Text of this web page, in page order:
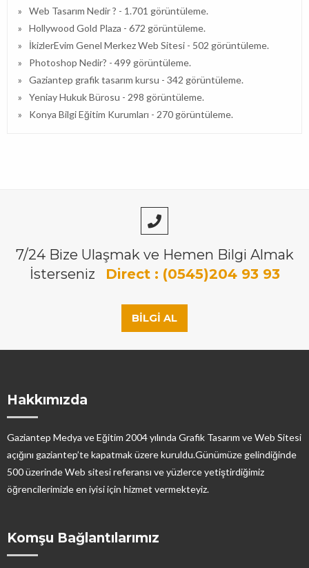
Web Tasarım Nedir ? - 1.701 görüntüleme.
Hollywood Gold Plaza - 672 görüntüleme.
İkizlerEvim Genel Merkez Web Sitesi - 502 görüntüleme.
Photoshop Nedir? - 499 görüntüleme.
Gaziantep grafik tasarım kursu - 342 görüntüleme.
Yeniay Hukuk Bürosu - 298 görüntüleme.
Konya Bilgi Eğitim Kurumları - 270 görüntüleme.
7/24 Bize Ulaşmak ve Hemen Bilgi Almak
İsterseniz
Direct : (0545)204 93 93
BILGI AL
Hakkımızda
Gaziantep Medya ve Eğitim 2004 yılında Grafik Tasarım ve Web Sitesi
açığını gaziantep’te kapatmak üzere kuruldu.Günümüze gelindiğinde
500 üzerinde Web sitesi referansı ve yüzlerce yetiştirdiğimiz
öğrencilerimizle en iyisi için hizmet vermekteyiz.
Komşu Bağlantılarımız